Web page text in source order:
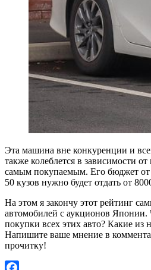
Эта машина вне конкуренции и
также колеблется в зависимости
самым покупаемым. Его бюджет от
50 кузов нужно будет отдать от
На этом я закончу этот рейтинг
автомобилей с аукционов Японии.
покупки всех этих авто? Какие из
Напишите ваше мнение в
прочитку!